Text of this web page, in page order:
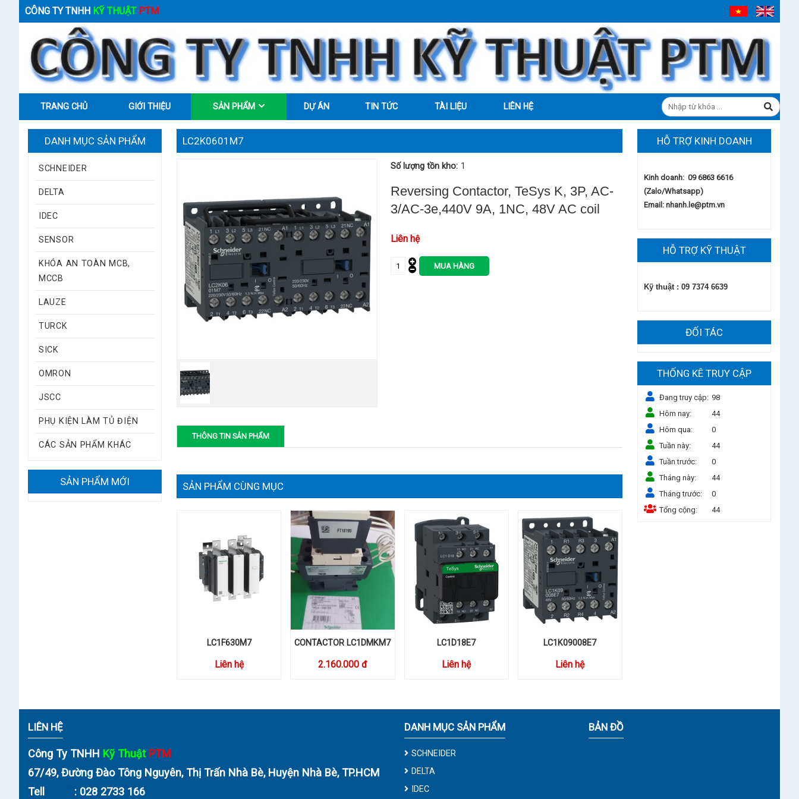
CÔNG TY TNHH KỸ THUẬT PTM
TRANG CHỦ GIỚI THIỆU SẢN PHẨM DỰ ÁN TIN TỨC TÀI LIỆU LIÊN HỆ
DANH MỤC SẢN PHẨM
SCHNEIDER
DELTA
IDEC
SENSOR
KHÓA AN TOÀN MCB,
MCCB
LAUZE
TURCK
SICK
OMRON
JSCC
PHỤ KIỆN LÀM TỦ ĐIỆN
CÁC SẢN PHẨM KHÁC
SẢN PHẨM MỚI
Liên hệ
LC1D128E7
LC2K0601M7
Số lượng tồn kho: 1
Reversing Contactor, TeSys K, 3P, AC-
3/AC-3e,440V 9A, 1NC, 48V AC coil
Liên hệ
THÔNG TIN SẢN PHẨM
SẢN PHẨM CÙNG MỤC
LC1F630M7
Liên hệ
CONTACTOR LC1DMKM7
2.160.000 đ
LC1D18E7
Liên hệ
LC1K09008E7
Liên hệ
HỖ TRỢ KINH DOANH
Kinh doanh: 09 6863 6616
(Zalo/Whatsapp)
Email: nhanh.le@ptm.vn
HỖ TRỢ KỸ THUẬT
Kỹ thuật : 09 7374 6639
ĐỐI TÁC
THỐNG KÊ TRUY CẬP
Đang truy cập
98
Hôm nay
44
Hôm qua
0
Tuần này
44
Tuần trước
0
Tháng này
44
Tháng trước
0
Tổng cộng
44
LIÊN HỆ
Công Ty TNHH Kỹ Thuật PTM
67/49, Đường Đào Tông Nguyên, Thị Trấn Nhà Bè, Huyện Nhà Bè, TP.HCM
Tell : 028 2733 166
DANH MỤC SẢN PHẨM
SCHNEIDER
DELTA
IDEC
BẢN ĐỒ